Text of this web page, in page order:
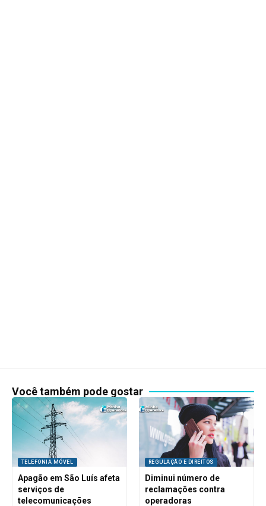
Você também pode gostar
TELEFONIA MÓVEL
Apagão em São Luís afeta
serviços de
telecomunicações
REGULAÇÃO E DIREITOS
Diminui número de
reclamações contra
operadoras